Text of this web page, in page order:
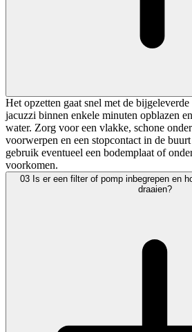
Het opzetten gaat snel met de
jacuzzi binnen enkele minuten opblazen
water. Zorg voor een vlakke, schone
voorwerpen en een stopcontact in de
gebruik eventueel een bodemplaat of
voorkomen.
03 Is er een filter of pomp inbegrepen en
draaien?